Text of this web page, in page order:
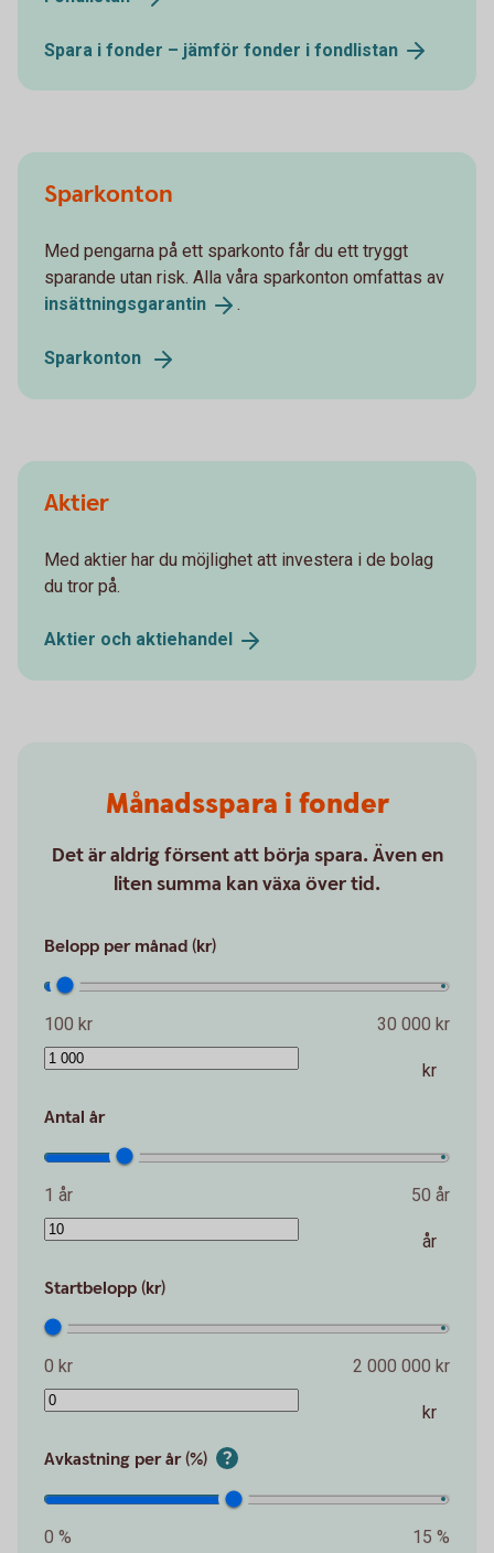
Spara i fonder – jämför fonder i fondlistan
Sparkonton
Med pengarna på ett sparkonto får du ett tryggt
sparande utan risk. Alla våra sparkonton omfattas av
insättningsgarantin
.
Sparkonton
Aktier
Med aktier har du möjlighet att investera i de bolag
du tror på.
Aktier och aktiehandel
Månadsspara i fonder
Det är aldrig försent att börja spara. Även en
liten summa kan växa över tid.
Belopp per månad (kr)
100 kr 30 000 kr
kr
Antal år
1 år 50 år
år
Startbelopp (kr)
0 kr 2 000 000 kr
kr
Avkastning per år (%)
0 % 15 %